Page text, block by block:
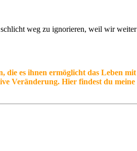
weg zu ignorieren, weil wir weiter
die es ihnen ermöglicht das Leben mit
Veränderung. Hier findest du meine